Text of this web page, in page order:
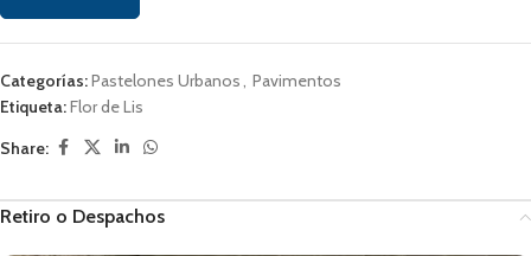
Categorías:Pastelones Urbanos, Pavimentos
Etiqueta:Flor de Lis
Share:
Retiro o Despachos